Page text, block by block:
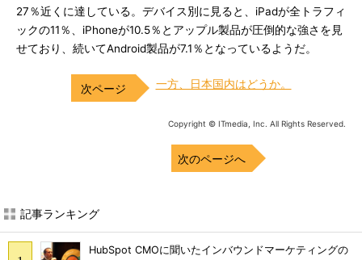
27％近くに達している。デバイス別に見ると、iPadが全トラフィ
ックの11％、iPhoneが10.5％とアップル製品が圧倒的な強さを見
せており、続いてAndroid製品が7.1％となっているようだ。
一方、日本国内はどうか。
Copyright © ITmedia, Inc. All Rights Reserved.
次のページへ
記事ランキング
HubSpot CMOに聞いたインバウンドマーケティングの